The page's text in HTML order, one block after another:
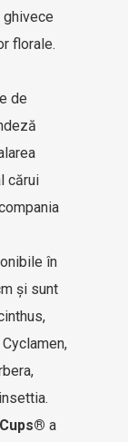
florale.
de
cărui
în
și sunt
a